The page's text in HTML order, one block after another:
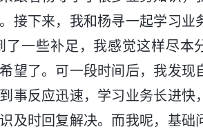
接下来，我和杨寻一起学习业
一些补足，我感觉这样尽本
望了。可一段时间后，我发现
事反应迅速，学习业务长进快
及时回复解决。而我呢，基础